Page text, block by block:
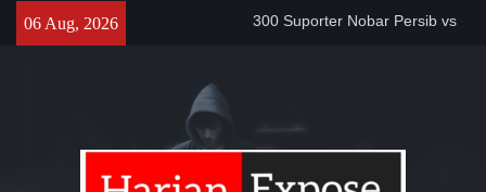
06 Aug, 2026
Proyek Jalan Batubantar –
Lewat Program PWD 2026
300 Suporter Nobar Persib vs
Persija di Pamarayan, Polisi